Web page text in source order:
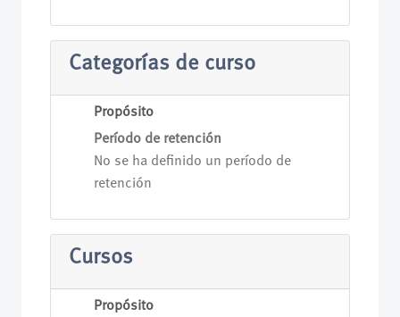
Categorías de curso
Propósito
Período de retención
No se ha definido un período de
retención
Cursos
Propósito